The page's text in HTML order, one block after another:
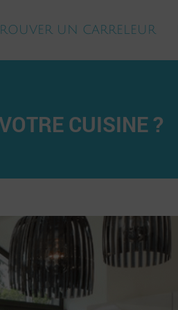
UN CARRELEUR
CUISINE ?